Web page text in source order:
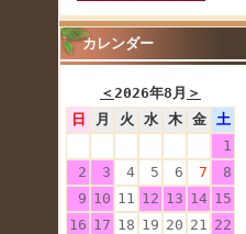
カレンダー
＜2026年8月 ＞
日
月 火 水 木 金
土
1
2
3 4 5 6 7
8
9 10 11 12 13 14 15
16 17 18 19 20 21 22